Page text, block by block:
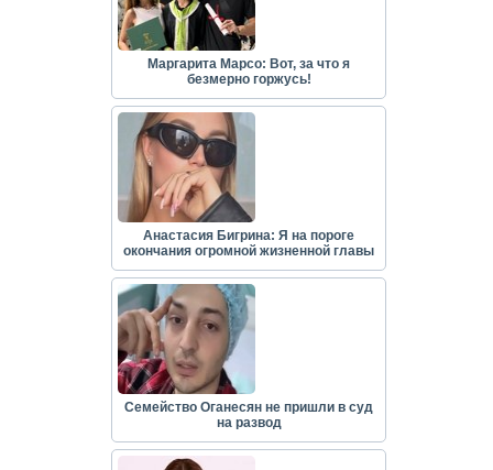
Маргарита Марсо: Вот, за что я
безмерно горжусь!
Анастасия Бигрина: Я на пороге
окончания огромной жизненной главы
Семейство Оганесян не пришли в суд
на развод